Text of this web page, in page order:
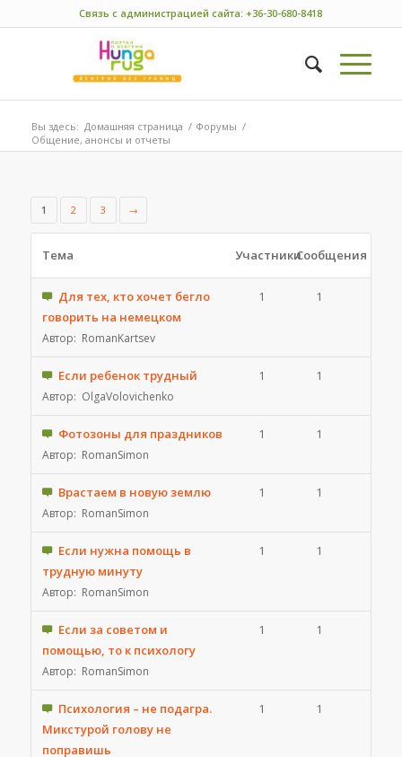
Связь с администрацией сайта: +36-30-680-8418
Вы здесь: Домашняя страница / Форумы /
Общение, анонсы и отчеты
1 2 3 →
Тема УчастникиСообщения
Для тех, кто хочет бегло
говорить на немецком
Автор: RomanKartsev
1 1
Если ребенок трудный
Автор: OlgaVolovichenko
1 1
Фотозоны для праздников
Автор: RomanSimon
1 1
Врастаем в новую землю
Автор: RomanSimon
1 1
Если нужна помощь в
трудную минуту
Автор: RomanSimon
1 1
Если за советом и
помощью, то к психологу
Автор: RomanSimon
1 1
Психология – не подагра.
Микстурой голову не
поправишь
1 1